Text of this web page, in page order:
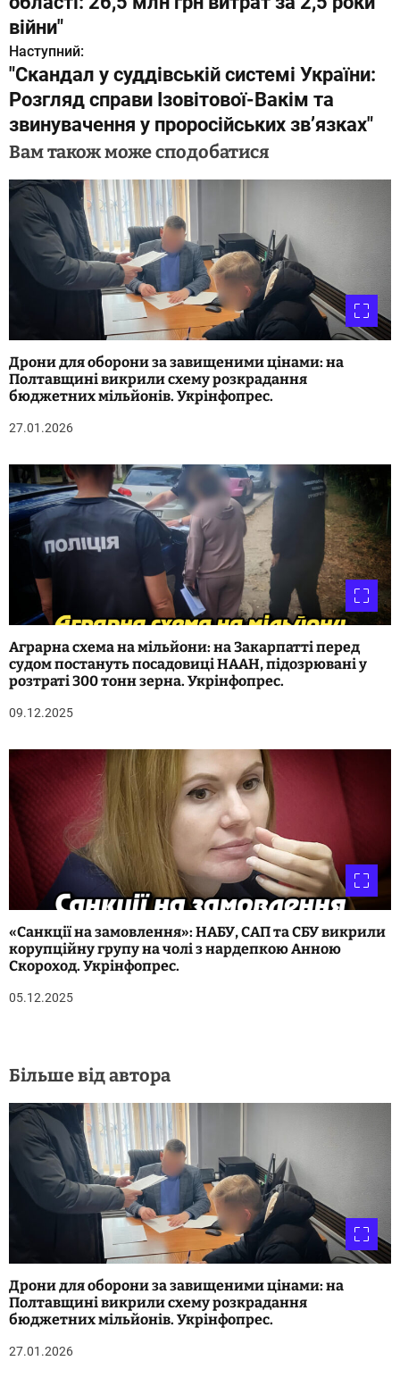
в
і
г
а
ц
і
и
с
і
в
війни"
Наступний:
"Скандал у суддівській системі України:
Розгляд справи Ізовітової-Вакім та
звинувачення у проросійських зв’язках"
Вам також може сподобатися
Дрони для оборони за завищеними цінами: на
Полтавщині викрили схему розкрадання
бюджетних мільйонів. Укрінфопрес.
27.01.2026
Аграрна схема на мільйони: на Закарпатті перед
судом постануть посадовиці НААН, підозрювані у
розтраті 300 тонн зерна. Укрінфопрес.
09.12.2025
«Санкції на замовлення»: НАБУ, САП та СБУ викрили
корупційну групу на чолі з нардепкою Анною
Скороход. Укрінфопрес.
05.12.2025
Більше від автора
Дрони для оборони за завищеними цінами: на
Полтавщині викрили схему розкрадання
бюджетних мільйонів. Укрінфопрес.
27.01.2026